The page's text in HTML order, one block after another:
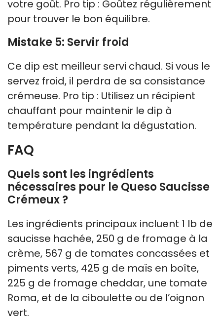
votre goût. Pro tip : Goûtez régulièrement
pour trouver le bon équilibre.
Mistake 5: Servir froid
Ce dip est meilleur servi chaud. Si vous le
servez froid, il perdra de sa consistance
crémeuse. Pro tip : Utilisez un récipient
chauffant pour maintenir le dip à
température pendant la dégustation.
FAQ
Quels sont les ingrédients
nécessaires pour le Queso Saucisse
Crémeux ?
Les ingrédients principaux incluent 1 lb de
saucisse hachée, 250 g de fromage à la
crème, 567 g de tomates concassées et
piments verts, 425 g de maïs en boîte,
225 g de fromage cheddar, une tomate
Roma, et de la ciboulette ou de l’oignon
vert.